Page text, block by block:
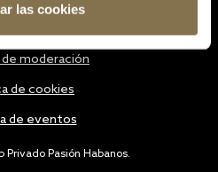
las cookies
Privado Pasión Habanos.
moderación
de cookies
de eventos